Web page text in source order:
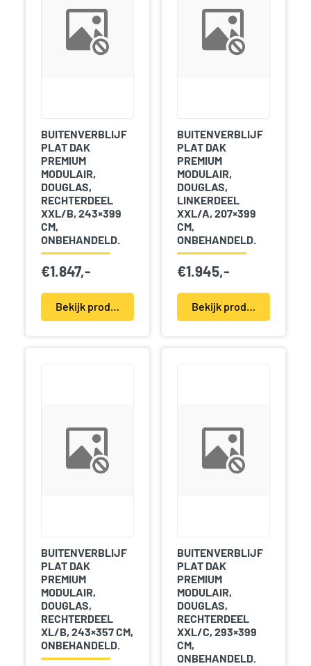
BUITENVERBLIJF
PLAT DAK
PREMIUM
MODULAIR,
DOUGLAS,
RECHTERDEEL
XXL/B, 243×399
CM,
ONBEHANDELD.
€1.847,-
Bekijk product(en)
BUITENVERBLIJF
PLAT DAK
PREMIUM
MODULAIR,
DOUGLAS,
LINKERDEEL
XXL/A, 207×399
CM,
ONBEHANDELD.
€1.945,-
Bekijk product(en)
BUITENVERBLIJF
PLAT DAK
PREMIUM
MODULAIR,
DOUGLAS,
RECHTERDEEL
XL/B, 243×357 CM,
ONBEHANDELD.
BUITENVERBLIJF
PLAT DAK
PREMIUM
MODULAIR,
DOUGLAS,
RECHTERDEEL
XXL/C, 293×399
CM,
ONBEHANDELD.